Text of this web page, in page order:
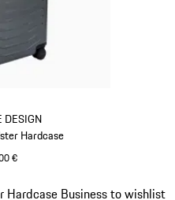
DESIGN
Hardcase
€
Hardcase Business to wishlist